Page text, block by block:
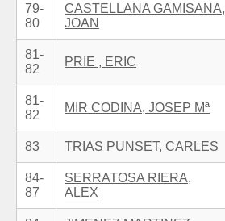
79-
80
CASTELLANA GAMISANA,
JOAN
81-
82
PRIE , ERIC
81-
82
MIR CODINA, JOSEP Mª
83 TRIAS PUNSET, CARLES
84-
87
SERRATOSA RIERA,
ALEX